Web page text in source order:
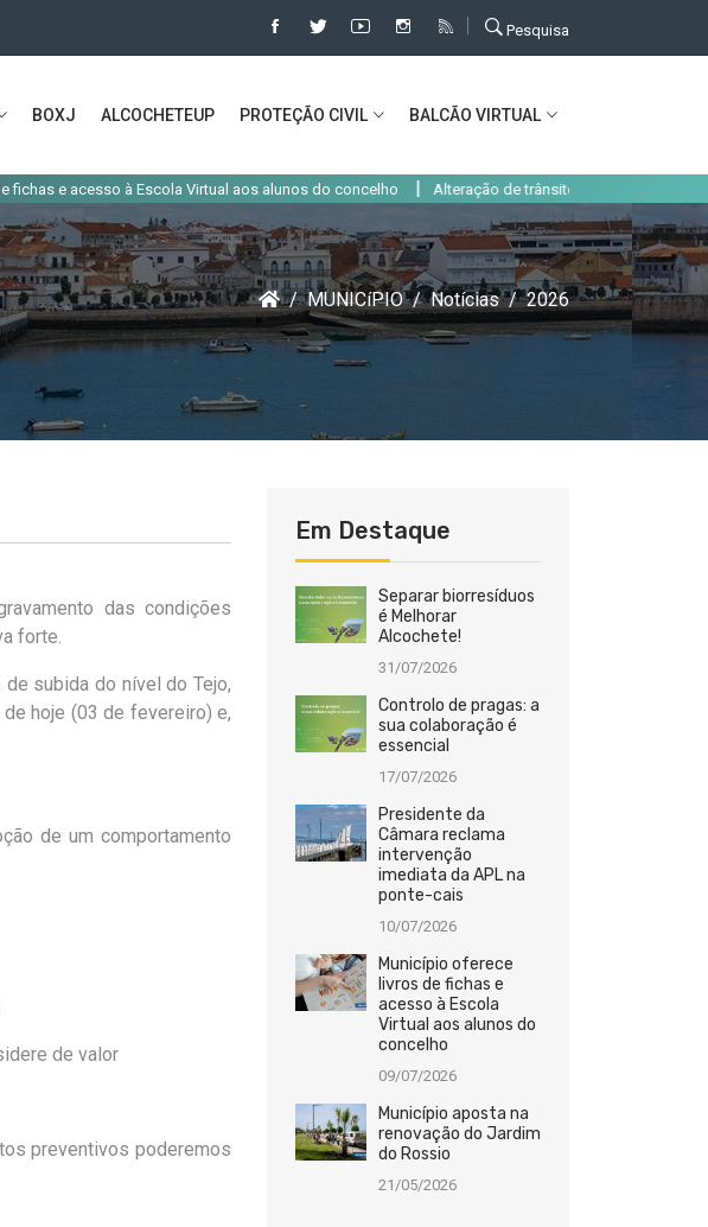
Pesquisa
BOXJ ALCOCHETEUP PROTEÇÃO CIVIL BALCÃO VIRTUAL
à Escola Virtual aos alunos do concelho | Alteração de trânsito em Alcochete até 31 de
MUNICíPIO Notícias 2026
das condições
forte.
de subida do nível do Tejo,
hoje (03 de fevereiro) e,
de um comportamento
de valor
preventivos poderemos
Em Destaque
Separar biorresíduos
é Melhorar
Alcochete!
31/07/2026
Controlo de pragas: a
sua colaboração é
essencial
17/07/2026
Presidente da
Câmara reclama
intervenção
imediata da APL na
ponte-cais
10/07/2026
Município oferece
livros de fichas e
acesso à Escola
Virtual aos alunos do
concelho
09/07/2026
Município aposta na
renovação do Jardim
do Rossio
21/05/2026